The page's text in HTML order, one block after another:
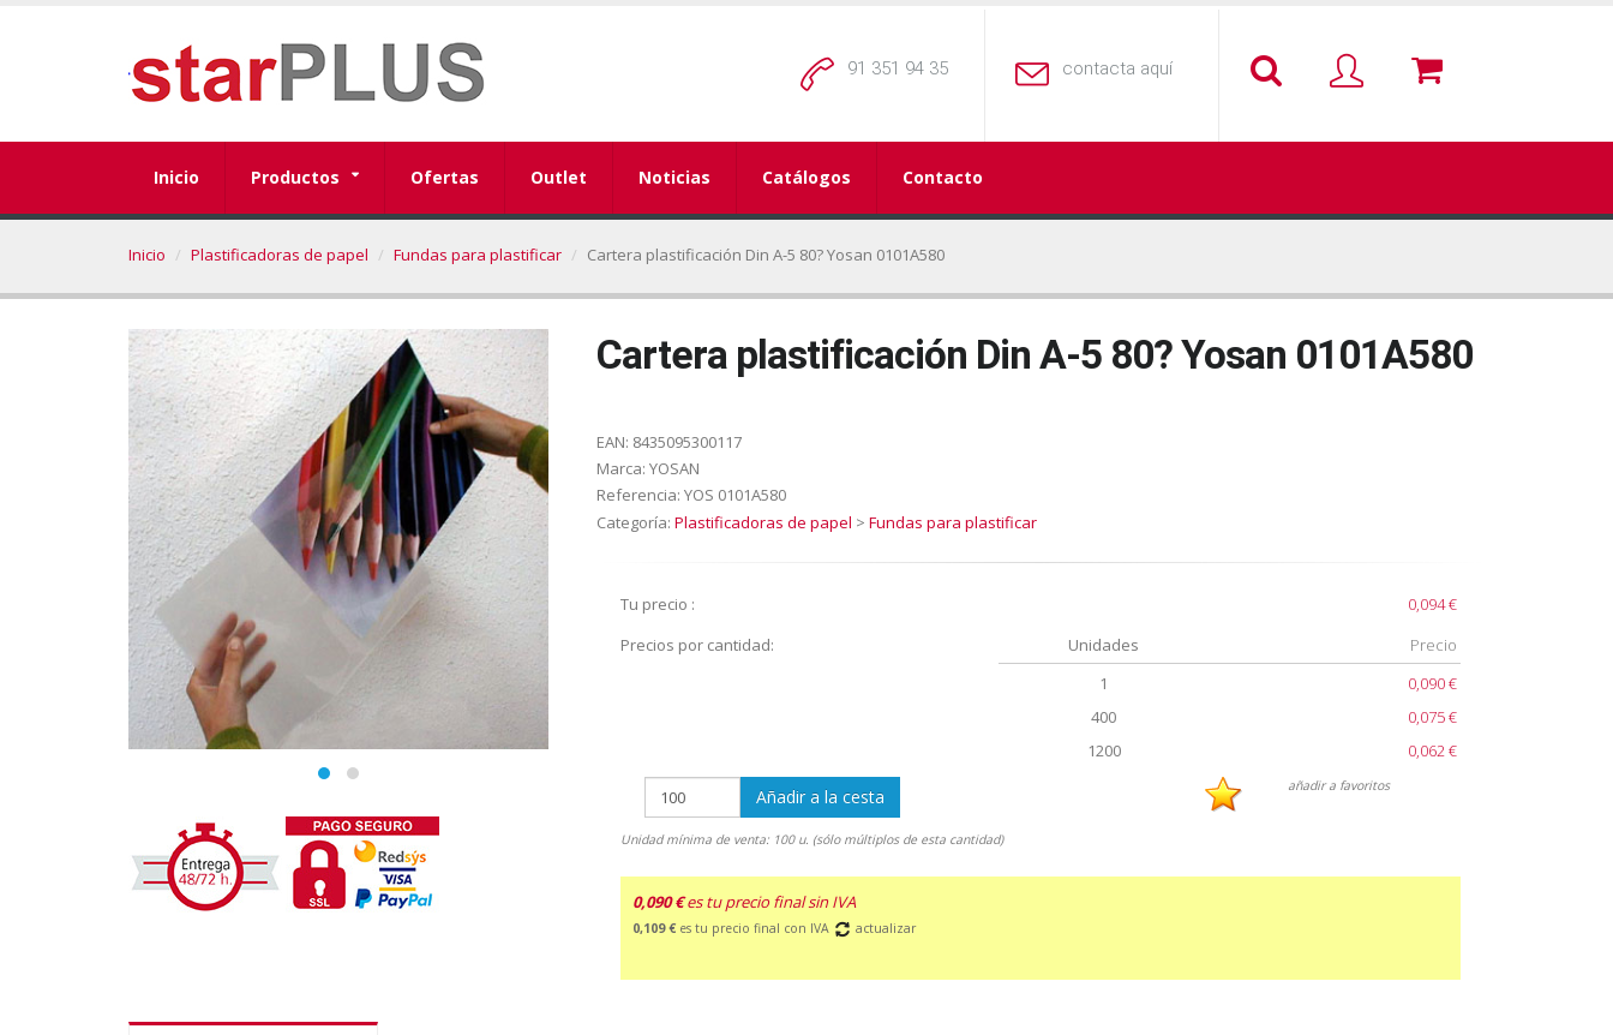
91 351 94 35 contacta aquí
Inicio Productos Ofertas Outlet Noticias Catálogos Contacto
Inicio Plastificadoras de papel Fundas para plastificar Cartera plastificación Din A-5 80? Yosan 0101A580
Cartera plastificación Din A-5 80? Yosan 0101A580
EAN: 8435095300117
Marca: YOSAN
Referencia: YOS 0101A580
Categoría: Plastificadoras de papel > Fundas para plastificar
Tu precio :
0,094 €
Precios por cantidad:
Unidades
Precio
1
0,090 €
400
0,075 €
1200
0,062 €
Añadir a la cesta añadir a favoritos
Unidad mínima de venta: 100 u. (sólo múltiplos de esta cantidad)
0,090 € es tu precio final sin IVA
0,109 € es tu precio final con IVA actualizar